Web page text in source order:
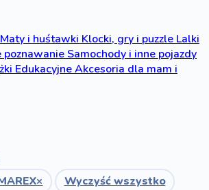
Maty i huśtawki Klocki, gry i puzzle Lalki
Samochody i inne pojazdy
EdukacyjneAkcesoria dla mam i
×
Wyczyść wszystko